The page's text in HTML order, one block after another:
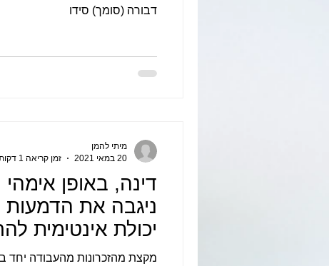
דבורה (סומך) סידו
דינה, באופן
ניגבה את הדמעות
יכולת אינטימית
אתך.
מקצת מהזכרונות מהעבודה
מיתי להמן
20 במאי 2021
זמן קריאה 1 דקות